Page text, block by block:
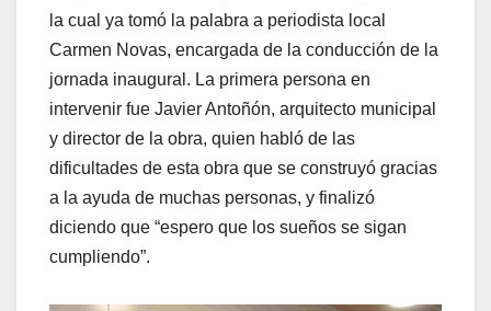
la cual ya tomó la palabra a periodista local
Carmen Novas, encargada de la conducción de la
jornada inaugural. La primera persona en
intervenir fue Javier Antoñón, arquitecto municipal
y director de la obra, quien habló de las
dificultades de esta obra que se construyó gracias
a la ayuda de muchas personas, y finalizó
diciendo que “espero que los sueños se sigan
cumpliendo”.